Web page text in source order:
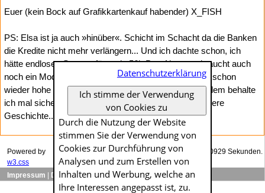
Euer (kein Bock auf Grafikkartenkauf habender) X_FISH
PS: Elsa ist ja auch »hinüber«. Schicht im Schacht da die Banken
die Kredite nicht mehr verlängern... Und ich dachte schon, ich
hätte endlosen Support für mein 56k Pro. Aber wer braucht auch
noch ein Modem in der heutigen Zeit? Hm.. QDSL hat schon
wieder hohe Verluste eingefahren? Na, mein Elsa Modem behalte
ich mal sicherheitshalber... Das ist dann aber eine andere
Geschichte...
Das Generieren dieser Seite dauerte genau 0.00929 Sekunden.
Powered by
w3.css
Impressum
Datenschutzerklärung
Datenschutzerklärung
Ich stimme der Verwendung
von Cookies zu
Durch die Nutzung der Website
stimmen Sie der Verwendung von
Cookies zur Durch­führung von
Analysen und zum Erstellen von
Inhalten und Werbung, welche an
Ihre Interessen angepasst ist, zu.